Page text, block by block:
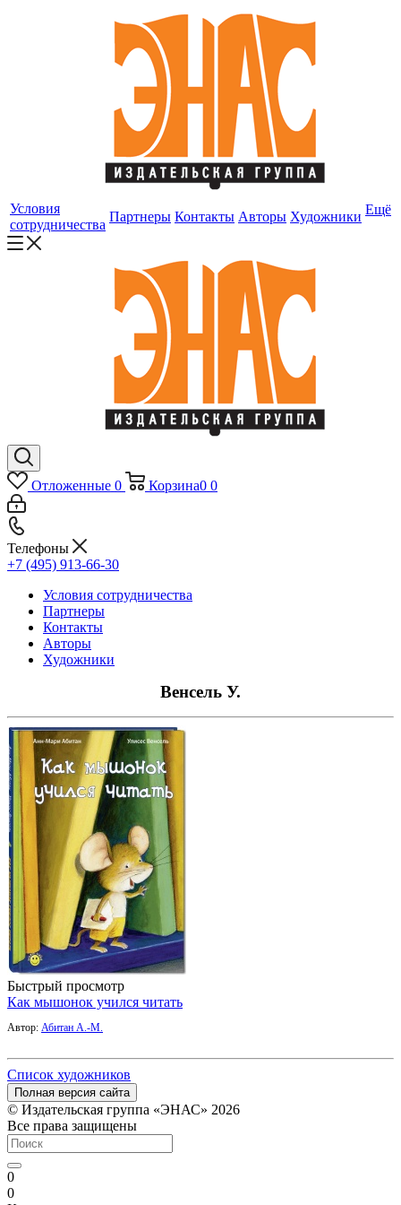
Условия
сотрудничества
Партнеры Контакты Авторы Художники Ещё
Отложенные 0 Корзина0 0
Телефоны
+7 (495) 913-66-30
Условия сотрудничества
Партнеры
Контакты
Авторы
Художники
Венсель У.
Быстрый просмотр
Как мышонок учился читать
Автор: Абитан А.-М.
Список художников
Полная версия сайта
© Издательская группа «ЭНАС» 2026
Все права защищены
0
0